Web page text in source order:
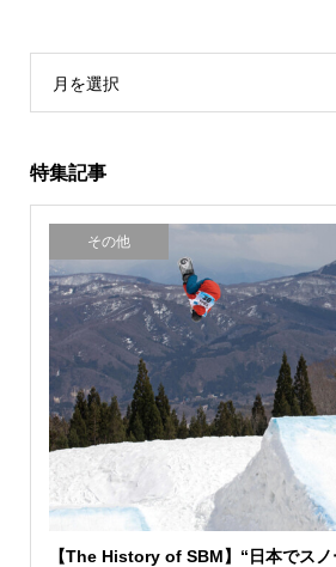
月を選択
特集記事
その他
【The History of SBM】“日本でス